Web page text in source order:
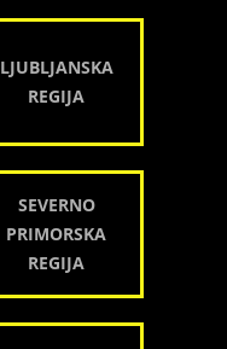
LJUBLJANSKA
REGIJA
SEVERNO
PRIMORSKA
REGIJA